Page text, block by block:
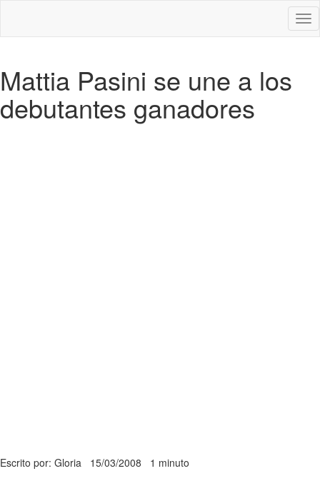
Mattia Pasini se une a los
debutantes ganadores
Escrito por: Gloria 15/03/2008 1 minuto